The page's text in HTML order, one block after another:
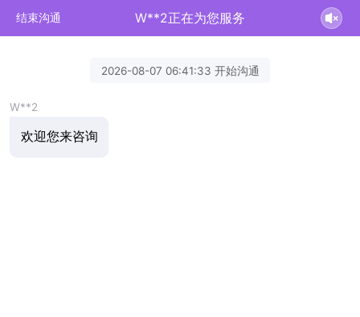
结束沟通 W**2正在为您服务
2026-08-07 06:41:33 开始沟通
W**2
欢迎您来咨询